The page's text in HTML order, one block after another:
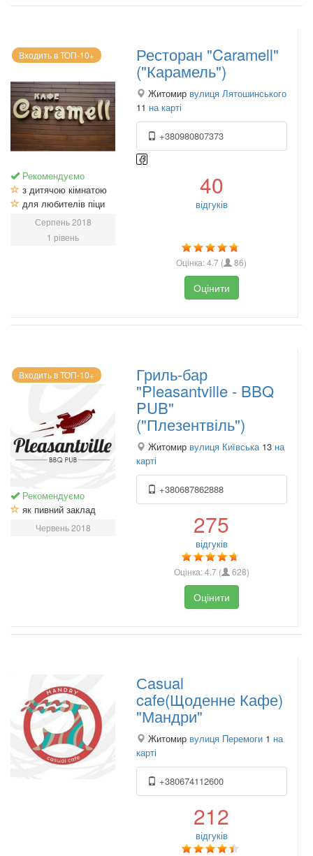
Входить в ТОП-10+
Рекомендуємо
з дитячою кімнатою
для любителів піци
Серпень 2018
1 рівень
Ресторан "Caramell"
("Карамель")
Житомир вулиця Лятошинського
11 на карті
+380980807373
40
відгуків
Оцінка:4.7 ( 86)
Оцінити
Входить в ТОП-10+
Рекомендуємо
як пивний заклад
Червень 2018
Гриль-бар
"Pleasantville - BBQ
PUB"
("Плезентвіль")
Житомир вулиця Київська 13 на
карті
+380687862888
275
відгуків
Оцінка:4.7 ( 628)
Оцінити
Сasual
cafe(Щоденне Кафе)
"Мандри"
Житомир вулиця Перемоги 1 на
карті
+380674112600
212
відгуків